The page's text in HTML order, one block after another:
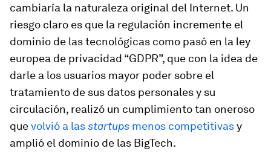
cambiaría la naturaleza original del Internet. Un
riesgo claro es que la regulación incremente el
dominio de las tecnológicas como pasó en la ley
europea de privacidad “GDPR”, que con la idea de
darle a los usuarios mayor poder sobre el
tratamiento de sus datos personales y su
circulación, realizó un cumplimiento tan oneroso
quevolvió a lasstartups menos competitivasy
amplió el dominio de las BigTech.